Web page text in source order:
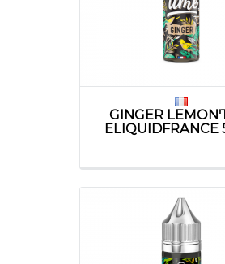
GINGER
ELIQUIDFRANCE